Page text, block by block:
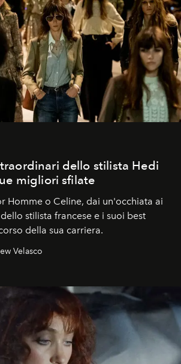
dello stilista Hedi
migliori sfilate
Homme o Celine, dai un'occhiata ai
stilista francese e i suoi best
della sua carriera.
Velasco